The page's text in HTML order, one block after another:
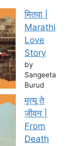
मितवा |
Marathi
Love
Story
by
Sangeeta
Burud
मृत्यू ते
जीवन |
From
Death